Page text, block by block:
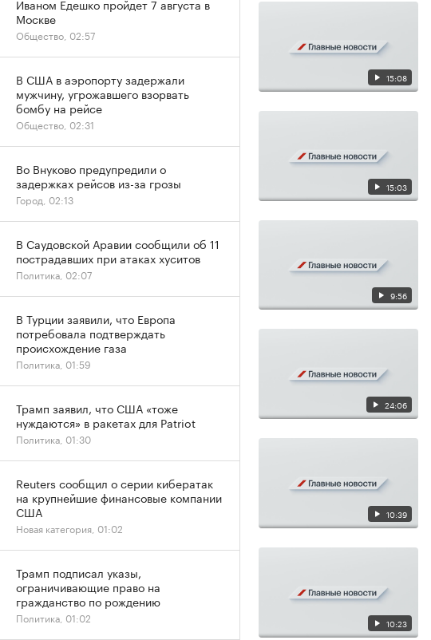
15:08
15:03
9:56
24:06
10:39
10:23
Иваном Едешко пройдет 7 августа в
Москве
Общество, 02:57
В США в аэропорту задержали
мужчину, угрожавшего взорвать
бомбу на рейсе
Общество, 02:31
Во Внуково предупредили о
задержках рейсов из-за грозы
Город, 02:13
В Саудовской Аравии сообщили об 11
пострадавших при атаках хуситов
Политика, 02:07
В Турции заявили, что Европа
потребовала подтверждать
происхождение газа
Политика, 01:59
Трамп заявил, что США «тоже
нуждаются» в ракетах для Patriot
Политика, 01:30
Reuters сообщил о серии кибератак
на крупнейшие финансовые компании
США
Новая категория, 01:02
Трамп подписал указы,
ограничивающие право на
гражданство по рождению
Политика, 01:02